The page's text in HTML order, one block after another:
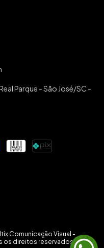
Parque - São José/SC -
Comunicação Visual -
os direitos reservados.